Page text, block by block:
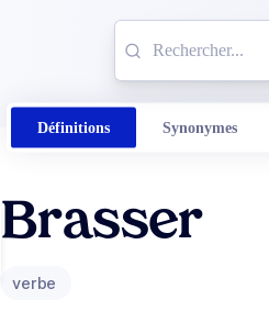
Définitions Synonymes
Brasser
verbe